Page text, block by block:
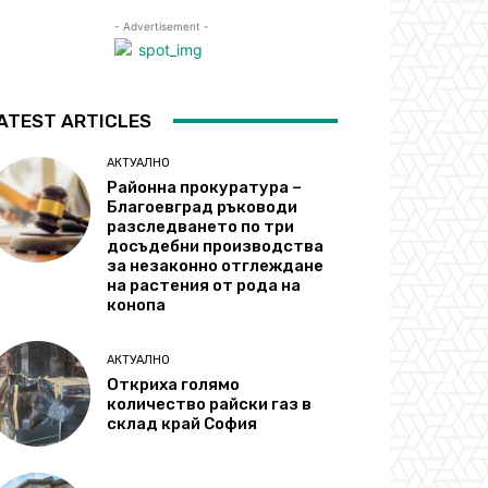
- Advertisement -
ARTICLES
АКТУАЛНО
Районна прокуратура –
Благоевград ръководи
разследването по три
досъдебни производства
за незаконно отглеждане
на растения от рода на
конопа
АКТУАЛНО
Откриха голямо
количество райски газ в
склад край София